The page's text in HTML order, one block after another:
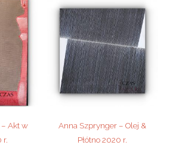
– Akt w
r.
Anna Szprynger – Olej &
Płótno 2020 r.